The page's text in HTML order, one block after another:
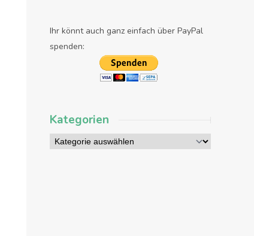
Ihr könnt auch ganz einfach über PayPal
spenden:
Kategorien